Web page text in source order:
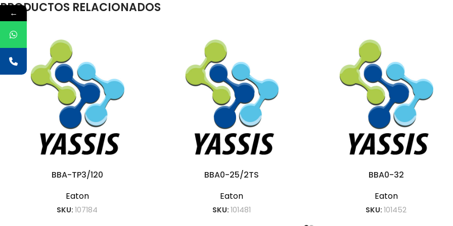
PRODUCTOS RELACIONADOS
BBA-TP3/120
Eaton
SKU:107184
BBA0-25/2TS
Eaton
SKU:101481
BBA0-32
Eaton
SKU:101452
←